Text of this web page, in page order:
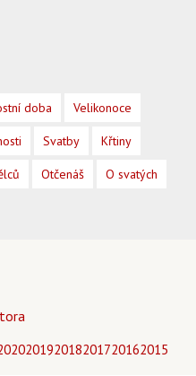
20192018201720162015
doba Velikonoce
Svatby Křtiny
Otčenáš O svatých